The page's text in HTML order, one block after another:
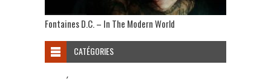
Fontaines D.C. – In The Modern World
CATÉGORIES